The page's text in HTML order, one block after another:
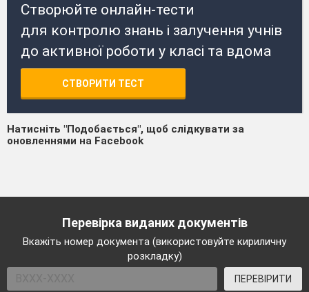
Створюйте онлайн-тести
для контролю знань і залучення учнів
до активної роботи у класі та вдома
СТВОРИТИ ТЕСТ
Натисніть "Подобається", щоб слідкувати за
оновленнями на Facebook
Перевірка виданих документів
Вкажіть номер документа (використовуйте кириличну
розкладку)
ПЕРЕВІРИТИ